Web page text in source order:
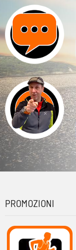
PROMOZIONI